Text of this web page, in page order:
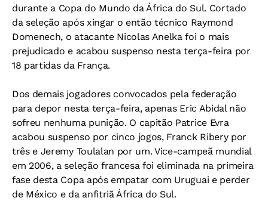
durante a Copa do Mundo da África do Sul. Cortado
da seleção após xingar o então técnico Raymond
Domenech, o atacante Nicolas Anelka foi o mais
prejudicado e acabou suspenso nesta terça-feira por
18 partidas da França.
Dos demais jogadores convocados pela federação
para depor nesta terça-feira, apenas Eric Abidal não
sofreu nenhuma punição. O capitão Patrice Evra
acabou suspenso por cinco jogos, Franck Ribery por
três e Jeremy Toulalan por um. Vice-campeã mundial
em 2006, a seleção francesa foi eliminada na primeira
fase desta Copa após empatar com Uruguai e perder
de México e da anfitriã África do Sul.